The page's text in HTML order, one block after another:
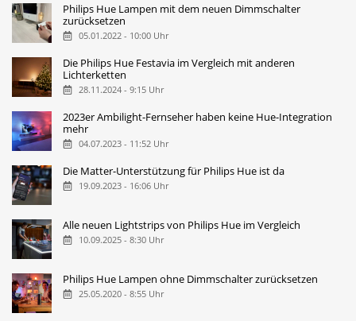
Philips Hue Lampen mit dem neuen Dimmschalter
zurücksetzen
05.01.2022 - 10:00 Uhr
Die Philips Hue Festavia im Vergleich mit anderen
Lichterketten
28.11.2024 - 9:15 Uhr
2023er Ambilight-Fernseher haben keine Hue-Integration
mehr
04.07.2023 - 11:52 Uhr
Die Matter-Unterstützung für Philips Hue ist da
19.09.2023 - 16:06 Uhr
Alle neuen Lightstrips von Philips Hue im Vergleich
10.09.2025 - 8:30 Uhr
Philips Hue Lampen ohne Dimmschalter zurücksetzen
25.05.2020 - 8:55 Uhr